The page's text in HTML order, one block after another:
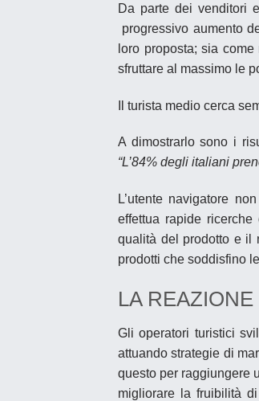
Da parte dei venditori
progressivo aumento
loro proposta; sia come
sfruttare al massimo le
Il turista medio cerca
A dimostrarlo sono i
“L’84% degli italiani
L’utente navigatore
effettua rapide ricerche
qualità del prodotto e il
prodotti che soddisfino
LA
Gli operatori turistici
attuandostrategie di
questo per raggiungere
migliorare la fruibilità